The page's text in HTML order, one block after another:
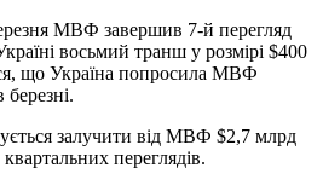
МВФ завершив 7-й перегляд
восьмий транш у розмірі $400
що Україна попросила МВФ
залучити від МВФ $2,7 млрд
переглядів.